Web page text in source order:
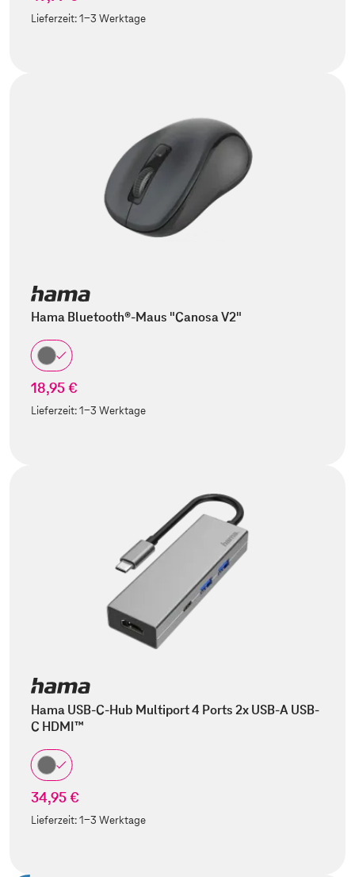
Lieferzeit:1-3 Werktage
Hama Bluetooth®-Maus "Canosa V2"
18,95 €
Lieferzeit:1-3 Werktage
Hama USB-C-Hub Multiport 4 Ports 2x USB-A USB-
C HDMI™
34,95 €
Lieferzeit:1-3 Werktage